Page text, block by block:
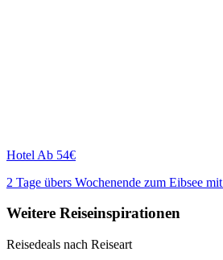
Hotel Ab 54€
2 Tage übers Wochenende zum Eibsee
Weitere Reiseinspirationen
Reisedeals nach Reiseart